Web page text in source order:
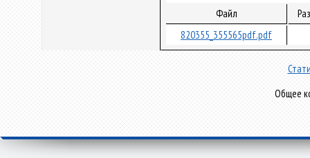
Файл
820355_355565pdf.pdf
Общее